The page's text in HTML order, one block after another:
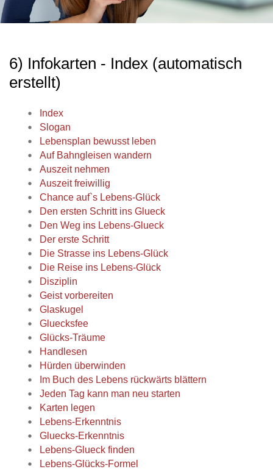
6) Infokarten - Index (automatisch
erstellt)
Index
Slogan
Lebensplan bewusst leben
Auf Bahngleisen wandern
Auszeit nehmen
Auszeit freiwillig
Chance auf`s Lebens-Glück
Den ersten Schritt ins Glueck
Den Weg ins Lebens-Glueck
Der erste Schritt
Die Strasse ins Lebens-Glück
Die Reise ins Lebens-Glück
Disziplin
Geist vorbereiten
Glaskugel
Gluecksfee
Glücks-Träume
Handlesen
Hürden überwinden
Im Buch des Lebens rückwärts blättern
Jeden Tag kann man neu starten
Karten legen
Lebens-Erkenntnis
Gluecks-Erkenntnis
Lebens-Glueck finden
Lebens-Glücks-Formel